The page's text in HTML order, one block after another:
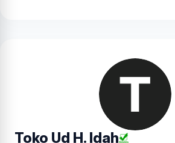
Toko Ud H. Idah